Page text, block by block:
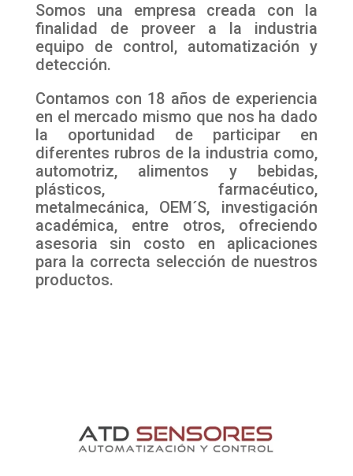
Somos una empresa creada con la
finalidad de proveer a la industria
equipo de control, automatización y
detección.
Contamos con 18 años de experiencia
en el mercado mismo que nos ha dado
la oportunidad de participar en
diferentes rubros de la industria como,
automotriz, alimentos y bebidas,
plásticos, farmacéutico,
metalmecánica, OEM´S, investigación
académica, entre otros, ofreciendo
asesoria sin costo en aplicaciones
para la correcta selección de nuestros
productos.